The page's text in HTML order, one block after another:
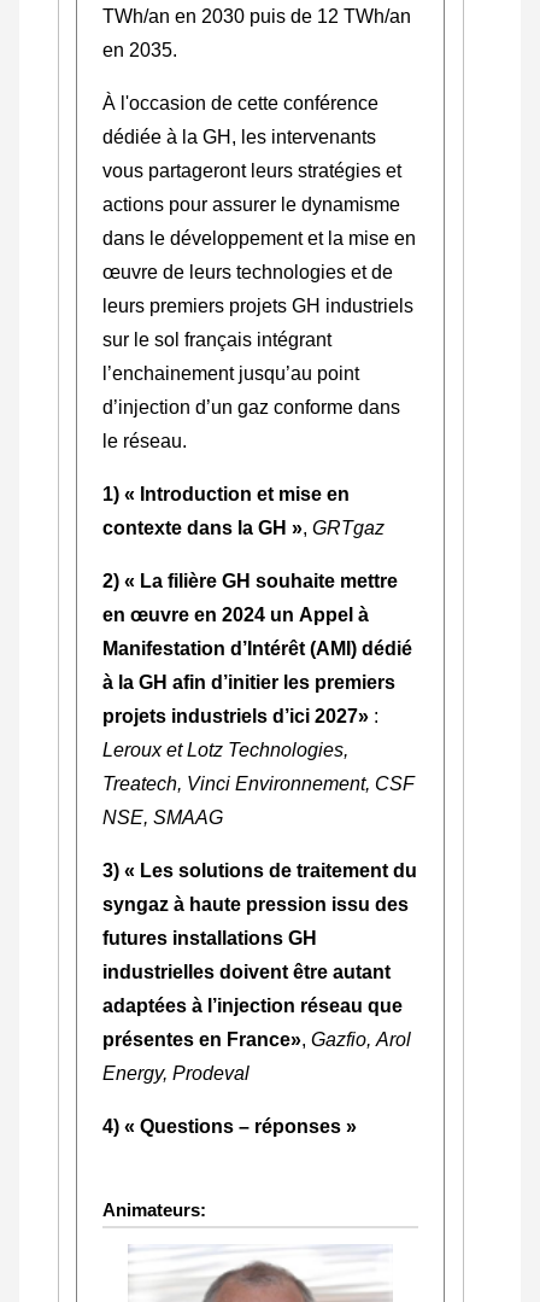
TWh/an en 2030 puis de 12 TWh/an
en 2035.
À l'occasion de cette conférence
dédiée à la GH, les intervenants
vous partageront leurs stratégies et
actions pour assurer le dynamisme
dans le développement et la mise en
œuvre de leurs technologies et de
leurs premiers projets GH industriels
sur le sol français intégrant
l’enchainement jusqu’au point
d’injection d’un gaz conforme dans
le réseau.
1) « Introduction et mise en
contexte dans la GH »,GRTgaz
2) « La filière GH souhaite mettre
en œuvre en 2024 un Appel à
Manifestation d’Intérêt (AMI) dédié
à la GH afin d’initier les premiers
projets industriels d’ici 2027» :
Leroux et Lotz Technologies,
Treatech, Vinci Environnement, CSF
NSE, SMAAG
3) « Les solutions de traitement du
syngaz à haute pression issu des
futures installations GH
industrielles doivent être autant
adaptées à l’injection réseau que
présentes en France»,Gazfio, Arol
Energy, Prodeval
4) « Questions – réponses »
Animateurs: